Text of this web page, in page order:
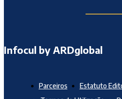
Infocul by ARDglobal
Parceiros Estatuto